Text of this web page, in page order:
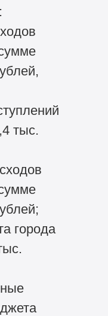
тыс.
города